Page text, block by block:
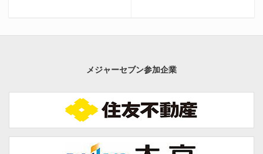
メジャーセブン参加企業